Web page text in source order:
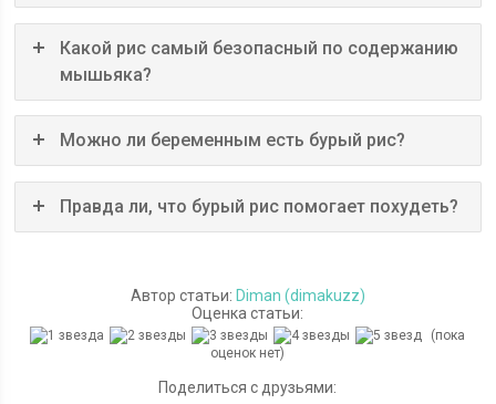
Какой рис самый безопасный по содержанию
мышьяка?
Можно ли беременным есть бурый рис?
Правда ли, что бурый рис помогает похудеть?
Автор статьи: Diman (dimakuzz)
Оценка статьи:
(пока
оценок нет)
Поделиться с друзьями: